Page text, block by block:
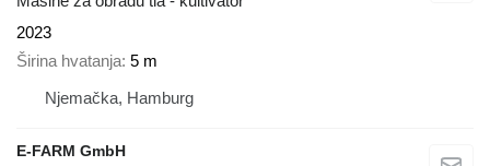
2023
Širina hvatanja 5 m
Njemačka, Hamburg
E-FARM GmbH